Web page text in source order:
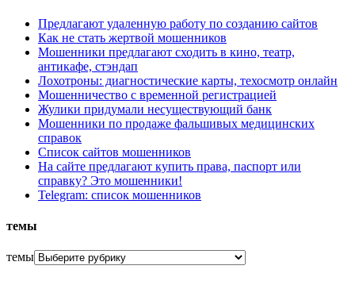
Предлагают удаленную работу по созданию сайтов
Как не стать жертвой мошенников
Мошенники предлагают сходить в кино, театр,
антикафе, стэндап
Лохотроны: диагностические карты, техосмотр онлайн
Мошенничество с временной регистрацией
Жулики придумали несуществующий банк
Мошенники по продаже фальшивых медицинских
справок
Список сайтов мошенников
На сайте предлагают купить права, паспорт или
справку? Это мошенники!
Telegram: список мошенников
темы
темы